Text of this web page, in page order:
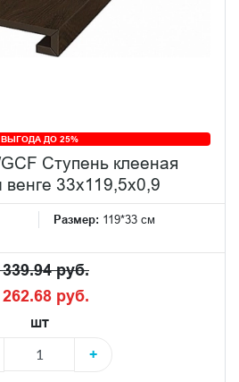
ВЫГОДА ДО 25%
Ступень клееная
венге 33x119,5x0,9
Размер: 119*33 см
руб.
руб.
шт
+